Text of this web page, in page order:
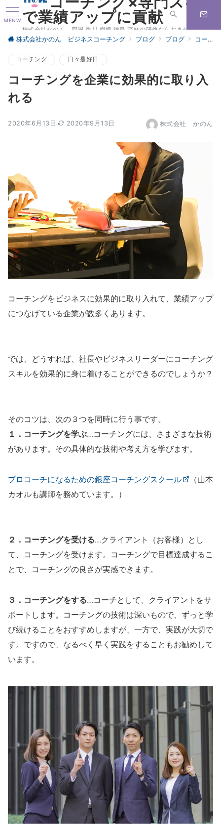
MENW で業績アップに貢献
株式会社かのん 四国 香川 愛媛 徳島 高知の研修ならおまかせください
株式会社かのん ビジネスコーチング ブログ ブログ コーチング
コーチング 日々是好日
コーチングを企業に効果的に取り入
れる
2020年6月13日 2020年9月13日 株式会社 かのん
コーチングをビジネスに効果的に取り入れて、業績アップ
につなげている企業が数多くあります。
では、どうすれば、社長やビジネスリーダーにコーチング
スキルを効果的に身に着けることができるのでしょうか？
そのコツは、次の３つを同時に行う事です。
１．コーチングを学ぶ…コーチングには、さまざまな技術
があります。その具体的な技術や考え方を学びます。
プロコーチになるための銀座コーチングスクール
（山本
カオルも講師を務めています。）
２．コーチングを受ける…クライアント（お客様）とし
て、コーチングを受けます。コーチングで目標達成するこ
とで、コーチングの良さが実感できます。
３．コーチングをする…コーチとして、クライアントをサ
ポートします。コーチングの技術は深いもので、ずっと学
び続けることをおすすめしますが、一方で、実践が大切で
す。ですので、なるべく早く実践をすることもお勧めして
います。